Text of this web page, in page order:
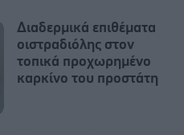
Διαδερμικά επιθέματα
οιστραδιόλης στον
τοπικά προχωρημένο
καρκίνο του προστάτη